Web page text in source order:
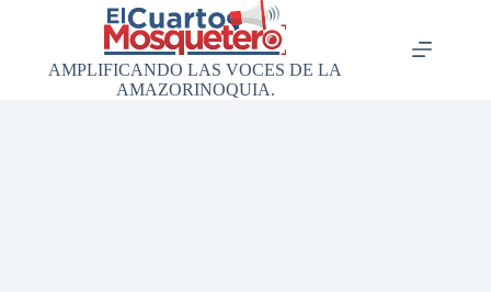
AMPLIFICANDO LAS VOCES DE LA
AMAZORINOQUIA.